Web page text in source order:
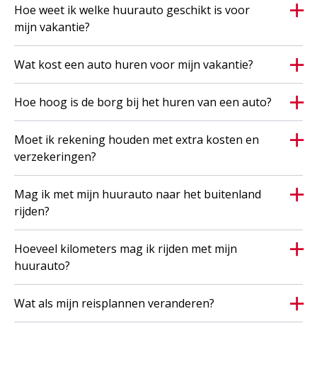
toepassing op de verhuur van personenauto’s met
een huurduur van 7 tot en met 21 dagen;
de ongelimiteerde kilometeractie geldt voor alle
categorieën;
bij deze actie ontvang je ongelimiteerde kilometers
'naar redelijkheid’. Wanneer je extreme kilometers
meer te verlengen en/of geen nieuwe
verhuring(en) meer aan te gaan;
bij verlenging van de huurperiode komt het aantal
vrije kilometers te vervallen; aanbieding onder
de aanbieding is geldig onder voorbehoud van de
beschikbaarheid;
Wanneer je huurt zijn dealgemene voorwaarden
Hoe weet ik welke huurauto geschikt is voor
mijn vakantie?
Wat kost een auto huren voor mijn vakantie?
Hoe hoog is de borg bij het huren van een auto?
Moet ik rekening houden met extra kosten en
verzekeringen?
Mag ik met mijn huurauto naar het buitenland
rijden?
Hoeveel kilometers mag ik rijden met mijn
huurauto?
Wat als mijn reisplannen veranderen?